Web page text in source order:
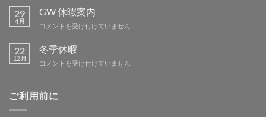
ー
ィ
グ
吉
29
4月
GW 休暇案内
GW
暇
案
内
コメントを受け付けていません
22
12月
冬季休暇
冬
暇
は
コメントを受け付けていません
ご利用前に